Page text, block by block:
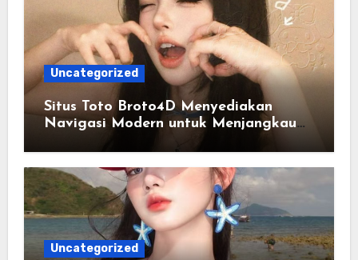
Uncategorized
Situs Toto Broto4D Menyediakan
Navigasi Modern untuk Menjangkau
Informasi Terkini
Uncategorized